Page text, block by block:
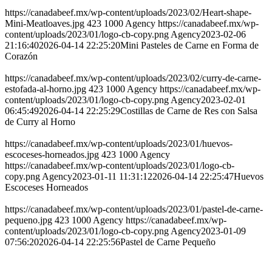
https://canadabeef.mx/wp-content/uploads/2023/02/Heart-shape-
Mini-Meatloaves.jpg 423 1000 Agency https://canadabeef.mx/wp-
content/uploads/2023/01/logo-cb-copy.png Agency2023-02-06
21:16:402026-04-14 22:25:20Mini Pasteles de Carne en Forma de
Corazón
https://canadabeef.mx/wp-content/uploads/2023/02/curry-de-carne-
estofada-al-horno.jpg 423 1000 Agency https://canadabeef.mx/wp-
content/uploads/2023/01/logo-cb-copy.png Agency2023-02-01
06:45:492026-04-14 22:25:29Costillas de Carne de Res con Salsa
de Curry al Horno
https://canadabeef.mx/wp-content/uploads/2023/01/huevos-
escoceses-horneados.jpg 423 1000 Agency
https://canadabeef.mx/wp-content/uploads/2023/01/logo-cb-
copy.png Agency2023-01-11 11:31:122026-04-14 22:25:47Huevos
Escoceses Horneados
https://canadabeef.mx/wp-content/uploads/2023/01/pastel-de-carne-
pequeno.jpg 423 1000 Agency https://canadabeef.mx/wp-
content/uploads/2023/01/logo-cb-copy.png Agency2023-01-09
07:56:202026-04-14 22:25:56Pastel de Carne Pequeño